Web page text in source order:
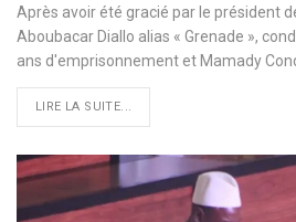
Après avoir été gracié par le président
Aboubacar Diallo alias « Grenade »,
ans d'emprisonnement et Mamady
LIRE LA SUITE...